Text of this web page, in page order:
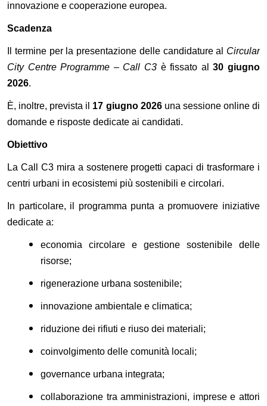
innovazione e cooperazione europea.
Scadenza
Il termine per la presentazione delle candidature al Circular
City Centre Programme – Call C3 è fissato al30 giugno
2026.
È, inoltre, prevista il 17 giugno 2026 una sessione online di
domande e risposte dedicate ai candidati.
Obiettivo
La Call C3 mira a sostenere progetti capaci di trasformare i
centri urbani in ecosistemi più sostenibili e circolari.
In particolare, il programma punta a promuovere iniziative
dedicate a:
economia circolare e gestione sostenibile delle
risorse;
rigenerazione urbana sostenibile;
innovazione ambientale e climatica;
riduzione dei rifiuti e riuso dei materiali;
coinvolgimento delle comunità locali;
governance urbana integrata;
collaborazione tra amministrazioni, imprese e attori